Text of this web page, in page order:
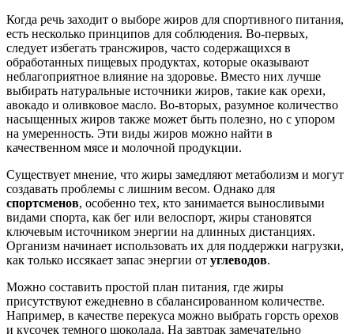
Когда речь заходит о выборе жиров для спортивного питания,
есть несколько принципов для соблюдения. Во-первых,
следует избегать трансжиров, часто содержащихся в
обработанных пищевых продуктах, которые оказывают
неблагоприятное влияние на здоровье. Вместо них лучше
выбирать натуральные источники жиров, такие как орехи,
авокадо и оливковое масло. Во-вторых, разумное количество
насыщенных жиров также может быть полезно, но с упором
на умеренность. Эти виды жиров можно найти в
качественном мясе и молочной продукции.
Существует мнение, что жиры замедляют метаболизм и могут
создавать проблемы с лишним весом. Однако для
спортсменов, особенно тех, кто занимается выносливыми
видами спорта, как бег или велоспорт, жиры становятся
ключевым источником энергии на длинных дистанциях.
Организм начинает использовать их для поддержки нагрузки,
как только иссякает запас энергии от углеводов.
Можно составить простой план питания, где жиры
присутствуют ежедневно в сбалансированном количестве.
Например, в качестве перекуса можно выбрать горсть орехов
и кусочек темного шоколада. На завтрак замечательно